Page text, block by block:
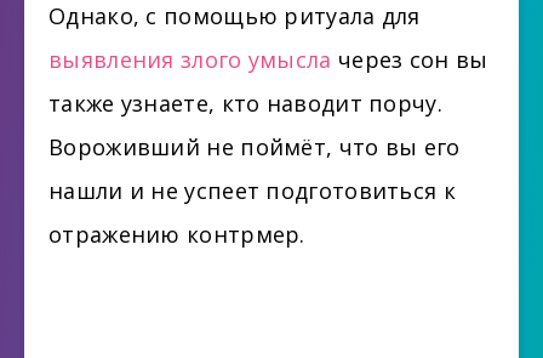
Однако, с помощью ритуала для
выявления злого умысла через сон вы
также узнаете, кто наводит порчу.
Вороживший не поймёт, что вы его
нашли и не успеет подготовиться к
отражению контрмер.